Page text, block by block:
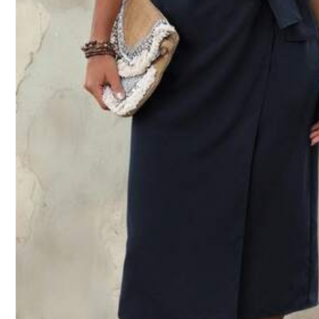
60K Követők